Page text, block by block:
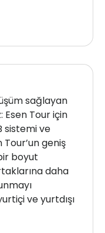
sağlayan
Esen Tour için
sistemi ve
geniş
boyut
daha
ve yurtdışı